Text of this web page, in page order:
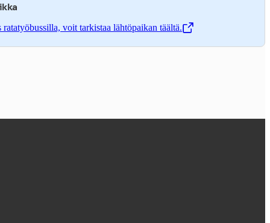
voit tarkistaa lähtöpaikan täältä.